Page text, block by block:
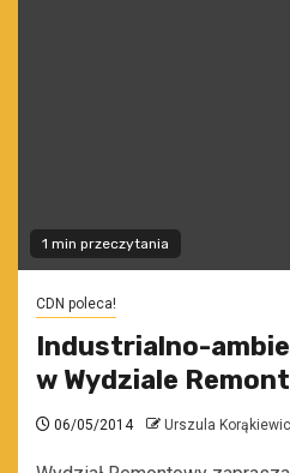
1 min przeczytania
CDN poleca!
Industrialno-
w Wydziale
06/05/2014 Urszula